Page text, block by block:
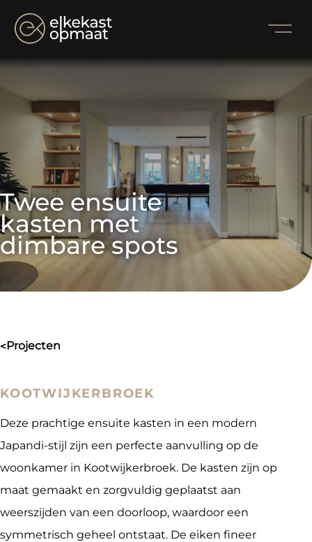
Twee ensuite
kasten met
dimbare spots
> projecten
KOOTWIJKERBROEK
Deze prachtige ensuite kasten in een modern
Japandi-stijl zijn een perfecte aanvulling op de
woonkamer in Kootwijkerbroek. De kasten zijn op
maat gemaakt en zorgvuldig geplaatst aan
weerszijden van een doorloop, waardoor een
symmetrisch geheel ontstaat. De eiken fineer